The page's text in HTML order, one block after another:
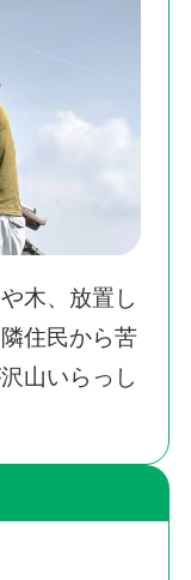
木、放置し
住民から苦
山いらっし